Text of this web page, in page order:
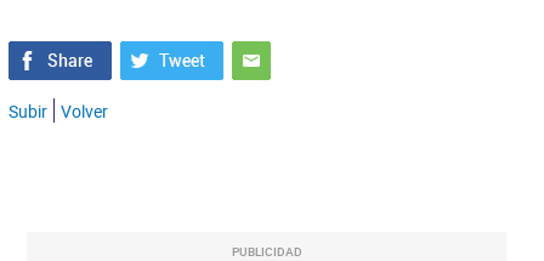
Subir Volver
PUBLICIDAD